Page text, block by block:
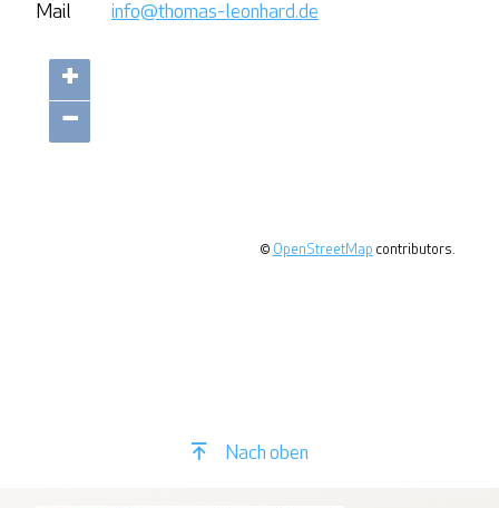
Mail
info@thomas-leonhard.de
+
−
© OpenStreetMap contributors.
Nach oben